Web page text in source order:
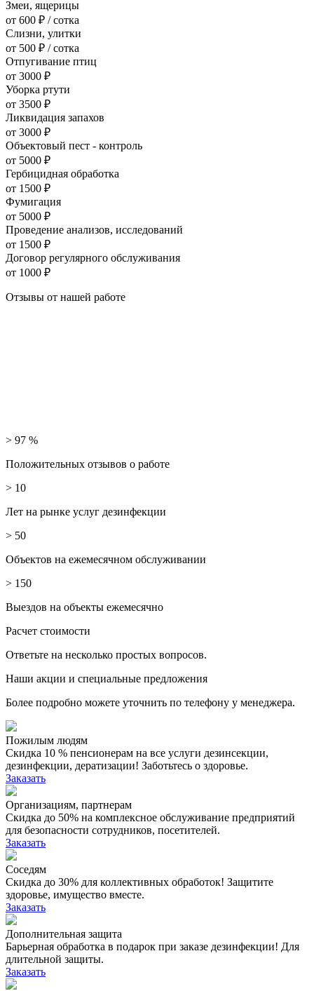
Змеи, ящерицы
от 600 ₽ / сотка
Слизни, улитки
от 500 ₽ / сотка
Отпугивание птиц
от 3000 ₽
Уборка ртути
от 3500 ₽
Ликвидация запахов
от 3000 ₽
Объектовый пест - контроль
от 5000 ₽
Гербицидная обработка
от 1500 ₽
Фумигация
от 5000 ₽
Проведение анализов, исследований
от 1500 ₽
Договор регулярного обслуживания
от 1000 ₽
Отзывы от нашей работе
> 97 %
Положительных отзывов о работе
> 10
Лет на рынке услуг дезинфекции
> 50
Объектов на ежемесячном обслуживании
> 150
Выездов на объекты ежемесячно
Расчет стоимости
Ответьте на несколько простых вопросов.
Наши акции и специальные предложения
Более подробно можете уточнить по телефону у менеджера.
Пожилым людям
Скидка 10 % пенсионерам на все услуги дезинсекции,
дезинфекции, дератизации! Заботьтесь о здоровье.
Заказать
Организациям, партнерам
Скидка до 50% на комплексное обслуживание предприятий
для безопасности сотрудников, посетителей.
Заказать
Соседям
Скидка до 30% для коллективных обработок! Защитите
здоровье, имущество вместе.
Заказать
Дополнительная защита
Барьерная обработка в подарок при заказе дезинфекции! Для
длительной защиты.
Заказать